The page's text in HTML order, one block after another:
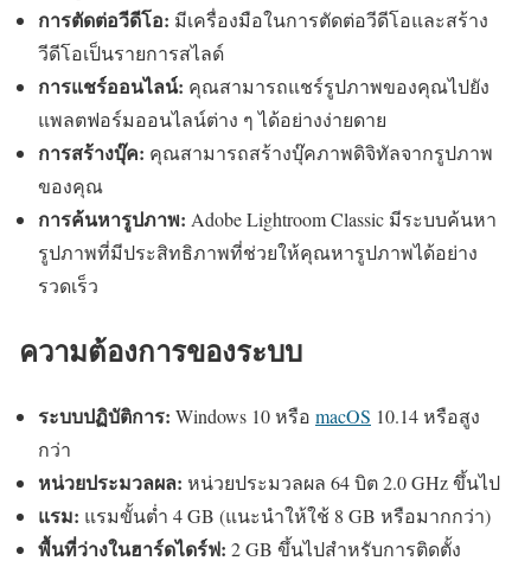
การตัดต่อวีดีโอ: มีเครื่องมือในการตัดต่อวีดีโอและสร้าง
วีดีโอเป็นรายการสไลด์
การแชร์ออนไลน์: คุณสามารถแชร์รูปภาพของคุณไปยัง
แพลตฟอร์มออนไลน์ต่าง ๆ ได้อย่างง่ายดาย
การสร้างบุ๊ค: คุณสามารถสร้างบุ๊คภาพดิจิทัลจากรูปภาพ
ของคุณ
การค้นหารูปภาพ: Adobe Lightroom Classic มีระบบค้นหา
รูปภาพที่มีประสิทธิภาพที่ช่วยให้คุณหารูปภาพได้อย่าง
รวดเร็ว
ความต้องการของระบบ
ระบบปฏิบัติการ: Windows 10 หรือ macOS 10.14 หรือสูง
กว่า
หน่วยประมวลผล: หน่วยประมวลผล 64 บิต 2.0 GHz ขึ้นไป
แรม: แรมขั้นต่ำ 4 GB (แนะนำให้ใช้ 8 GB หรือมากกว่า)
พื้นที่ว่างในฮาร์ดไดร์ฟ: 2 GB ขึ้นไปสำหรับการติดตั้ง